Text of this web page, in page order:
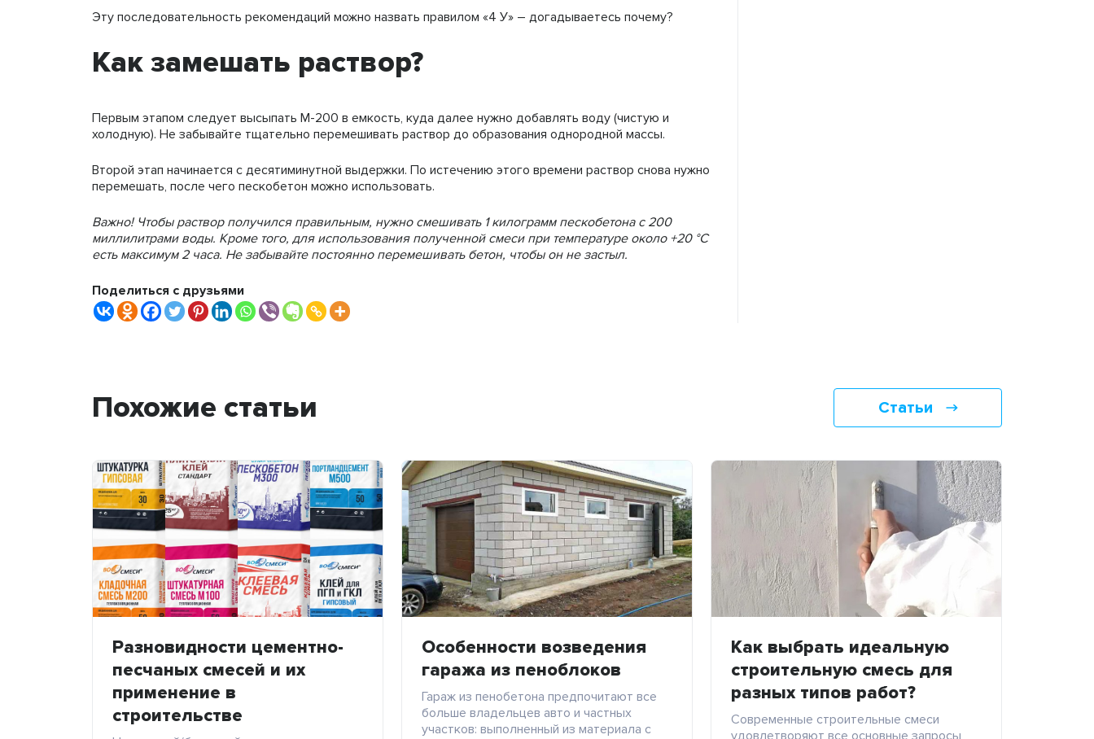
Эту последовательность рекомендаций можно назвать правилом «4 У» – догадываетесь почему?
Как замешать раствор?
Первым этапом следует высыпать М-200 в емкость, куда далее нужно добавлять воду (чистую и
холодную). Не забывайте тщательно перемешивать раствор до образования однородной массы.
Второй этап начинается с десятиминутной выдержки. По истечению этого времени раствор снова нужно
перемешать, после чего пескобетон можно использовать.
Важно! Чтобы раствор получился правильным, нужно смешивать 1 килограмм пескобетона с 200
миллилитрами воды. Кроме того, для использования полученной смеси при температуре около +20 °C
есть максимум 2 часа. Не забывайте постоянно перемешивать бетон, чтобы он не застыл.
Поделиться с друзьями
Похожие статьи Статьи
Разновидности цементно-
песчаных смесей и их
применение в
строительстве
Особенности возведения
гаража из пеноблоков
Гараж из пенобетона предпочитают все
больше владельцев авто и частных
участков: выполненный из материала с
Как выбрать идеальную
строительную смесь для
разных типов работ?
Современные строительные смеси